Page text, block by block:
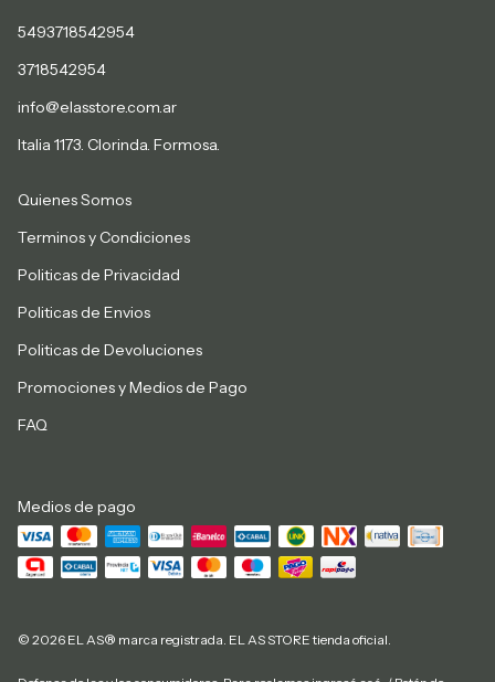
5493718542954
3718542954
info@elasstore.com.ar
Italia 1173. Clorinda. Formosa.
Quienes Somos
Terminos y Condiciones
Politicas de Privacidad
Politicas de Envios
Politicas de Devoluciones
Promociones y Medios de Pago
FAQ
Medios de pago
© 2026 EL AS® marca registrada. EL AS STORE tienda oficial.